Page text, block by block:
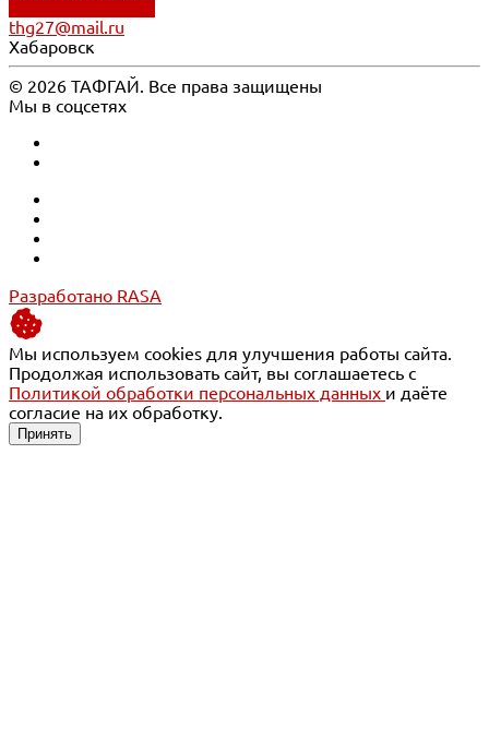
thg27@mail.ru
Хабаровск
© 2026 ТАФГАЙ. Все права защищены
Мы в соцсетях
Разработано RASA
Мы используем cookies для улучшения работы сайта.
Продолжая использовать сайт, вы соглашаетесь с
Политикой обработки персональных данных и даёте
согласие на их обработку.
Принять